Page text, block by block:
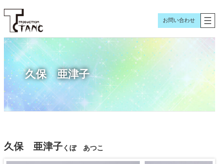
内
を
ス
ッ
プ
お問い合わせ
久保 亜津子
久保 亜津子くぼ あつこ